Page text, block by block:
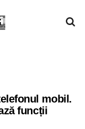
mobil.
funcții